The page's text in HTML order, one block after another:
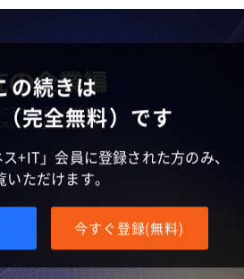
の続きは
完全無料）です
+IT」会員に登録された方のみ、
いただけます。
今すぐ登録(無料)